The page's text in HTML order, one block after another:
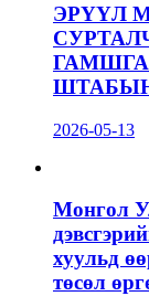
ЭРҮҮЛ
2026-05-13
Монгол
хуульд
төсөл